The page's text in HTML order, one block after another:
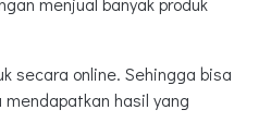
secara online. Sehingga bisa
hasil yang